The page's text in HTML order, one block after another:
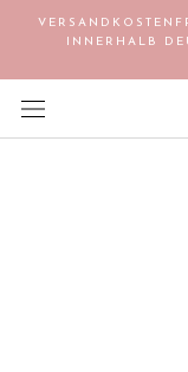
INNERHALB